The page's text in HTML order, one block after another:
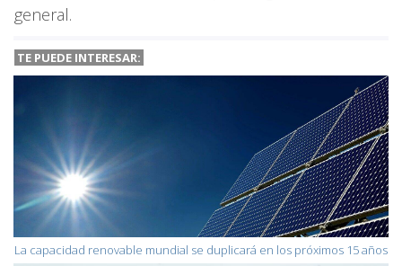
general.
TE PUEDE INTERESAR:
La capacidad renovable mundial se duplicará en los próximos 15 años